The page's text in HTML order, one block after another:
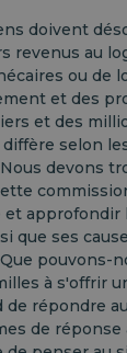
doivent
revenus au
ou de
et des
et des
selon
devons
approfondir
que ses
pouvons-
à s'offrir
répondre
de réponse